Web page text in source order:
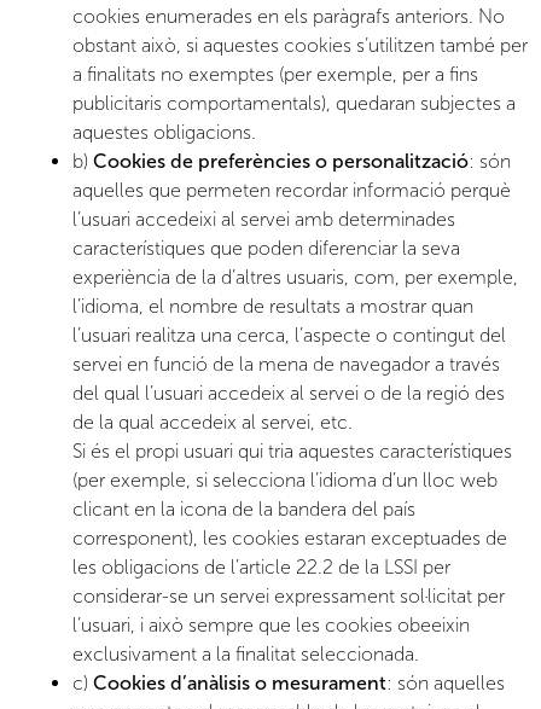
cookies enumerades en els paràgrafs anteriors. No
obstant això, si aquestes cookies s’utilitzen també per
a finalitats no exemptes (per exemple, per a fins
publicitaris comportamentals), quedaran subjectes a
aquestes obligacions.
b) Cookies de preferències o personalització: són
aquelles que permeten recordar informació perquè
l’usuari accedeixi al servei amb determinades
característiques que poden diferenciar la seva
experiència de la d’altres usuaris, com, per exemple,
l’idioma, el nombre de resultats a mostrar quan
l’usuari realitza una cerca, l’aspecte o contingut del
servei en funció de la mena de navegador a través
del qual l’usuari accedeix al servei o de la regió des
de la qual accedeix al servei, etc.
Si és el propi usuari qui tria aquestes característiques
(per exemple, si selecciona l’idioma d’un lloc web
clicant en la icona de la bandera del país
corresponent), les cookies estaran exceptuades de
les obligacions de l’article 22.2 de la LSSI per
considerar-se un servei expressament sol·licitat per
l’usuari, i això sempre que les cookies obeeixin
exclusivament a la finalitat seleccionada.
c) Cookies d’anàlisis o mesurament: són aquelles